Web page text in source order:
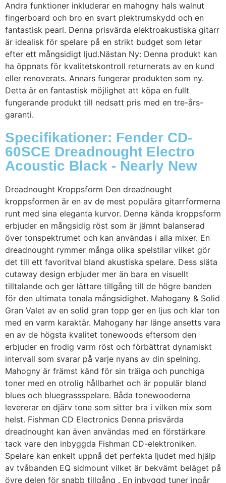
Andra funktioner inkluderar en mahogny hals walnut
fingerboard och bro en svart plektrumskydd och en
fantastisk pearl. Denna prisvärda elektroakustiska gitarr
är idealisk för spelare på en strikt budget som letar
efter ett mångsidigt ljud.Nästan Ny: Denna produkt kan
ha öppnats för kvalitetskontroll returnerats av en kund
eller renoverats. Annars fungerar produkten som ny.
Detta är en fantastisk möjlighet att köpa en fullt
fungerande produkt till nedsatt pris med en tre-års-
garanti.
Specifikationer: Fender CD-
60SCE Dreadnought Electro
Acoustic Black - Nearly New
Dreadnought Kroppsform Den dreadnought
kroppsformen är en av de mest populära gitarrformerna
runt med sina eleganta kurvor. Denna kända kroppsform
erbjuder en mångsidig röst som är jämnt balanserad
över tonspektrumet och kan användas i alla mixer. En
dreadnought rymmer många olika spelstilar vilket gör
det till ett favoritval bland akustiska spelare. Dess släta
cutaway design erbjuder mer än bara en visuellt
tilltalande och ger lättare tillgång till de högre banden
för den ultimata tonala mångsidighet. Mahogany & Solid
Gran Valet av en solid gran topp ger en ljus och klar ton
med en varm karaktär. Mahogany har länge ansetts vara
en av de högsta kvalitet tonewoods eftersom den
erbjuder en frodig varm röst och förbättrat dynamiskt
intervall som svarar på varje nyans av din spelning.
Mahogny är främst känd för sin träiga och punchiga
toner med en otrolig hållbarhet och är populär bland
blues och bluegrassspelare. Båda tonewooderna
levererar en djärv tone som sitter bra i vilken mix som
helst. Fishman CD Electronics Denna prisvärda
dreadnought kan även användas med en förstärkare
tack vare den inbyggda Fishman CD-elektroniken.
Spelare kan enkelt uppnå det perfekta ljudet med hjälp
av tvåbanden EQ sidmount vilket är bekvämt beläget på
övre delen för snabb tillgång . En inbyggd tuner ingår